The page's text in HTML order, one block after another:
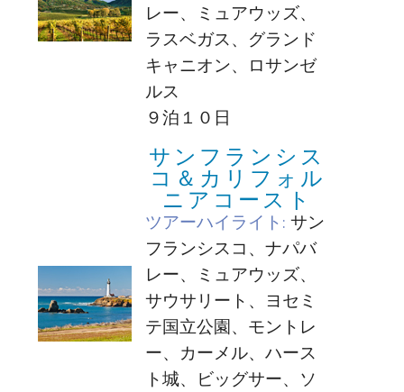
レー、ミュアウッズ、
ラスベガス、グランド
キャニオン、ロサンゼ
ルス
９泊１０日
サンフランシス
コ＆カリフォル
ニアコースト
ツアーハイライト: サン
フランシスコ、ナパバ
レー、ミュアウッズ、
サウサリート、ヨセミ
テ国立公園、モントレ
ー、カーメル、ハース
ト城、ビッグサー、ソ